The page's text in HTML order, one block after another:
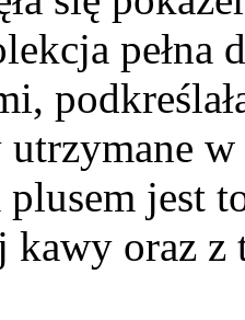
pełna
utrzymane
jest
kawy oraz